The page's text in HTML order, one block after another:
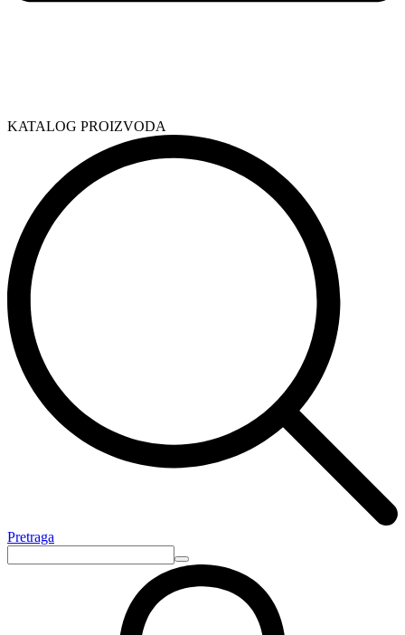
KATALOG PROIZVODA
Pretraga